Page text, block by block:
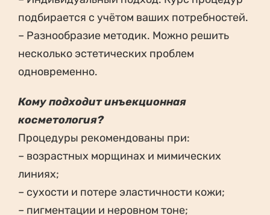
подбирается с учётом ваших потребностей.
– Разнообразие методик. Можно решить
несколько эстетических проблем
одновременно.
Кому подходит инъекционная
косметология?
Процедуры рекомендованы при:
– возрастных морщинах и мимических
линиях;
– сухости и потере эластичности кожи;
– пигментации и неровном тоне;